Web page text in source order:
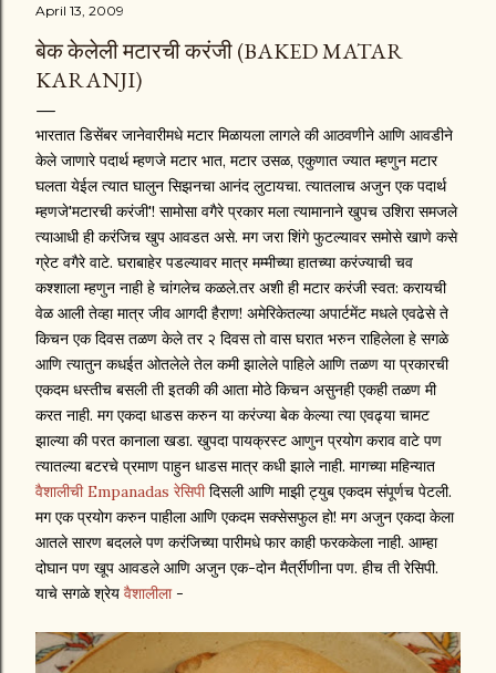
April 13, 2009
बेक केलेली मटारची करंजी (BAKED MATAR
KARANJI)
भारतात डिसेंबर जानेवारीमधे मटार मिळायला लागले की आठवणीने आणि आवडीने
केले जाणारे पदार्थ म्हणजे मटार भात, मटार उसळ, एकुणात ज्यात म्हणुन मटार
घलता येईल त्यात घालुन सिझनचा आनंद लुटायचा. त्यातलाच अजुन एक पदार्थ
म्हणजे'मटारची करंजी'! सामोसा वगैरे प्रकार मला त्यामानाने खुपच उशिरा समजले
त्याआधी ही करंजिच खुप आवडत असे. मग जरा शिंगे फुटल्यावर समोसे खाणे कसे
ग्रेट वगैरे वाटे. घराबाहेर पडल्यावर मात्र मम्मीच्या हातच्या करंज्याची चव
कश्शाला म्हणुन नाही हे चांगलेच कळले.तर अशी ही मटार करंजी स्वत: करायची
वेळ आली तेव्हा मात्र जीव आगदी हैराण! अमेरिकेतल्या अपार्टमेंट मधले एवढेसे ते
किचन एक दिवस तळण केले तर २ दिवस तो वास घरात भरुन राहिलेला हे सगळे
आणि त्यातुन कधईत ओतलेले तेल कमी झालेले पाहिले आणि तळण या प्रकारची
एकदम धस्तीच बसली ती इतकी की आता मोठे किचन असुनही एकही तळण मी
करत नाही. मग एकदा धाडस करुन या करंज्या बेक केल्या त्या एवढ्या चामट
झाल्या की परत कानाला खडा. खुपदा पायक्रस्ट आणुन प्रयोग कराव वाटे पण
त्यातल्या बटरचे प्रमाण पाहुन धाडस मात्र कधी झाले नाही. मागच्या महिन्यात
वैशालीची Empanadas रेसिपीदिसली आणि माझी ट्युब एकदम संपूर्णच पेटली.
मग एक प्रयोग करुन पाहीला आणि एकदम सक्सेसफुल हो! मग अजुन एकदा केला
आतले सारण बदलले पण करंजिच्या पारीमधे फार काही फरककेला नाही. आम्हा
दोघान पण खूप आवडले आणि अजुन एक-दोन मैर्त्रीणीना पण. हीच ती रेसिपी.
याचे सगळे श्रेय वैशालीला-